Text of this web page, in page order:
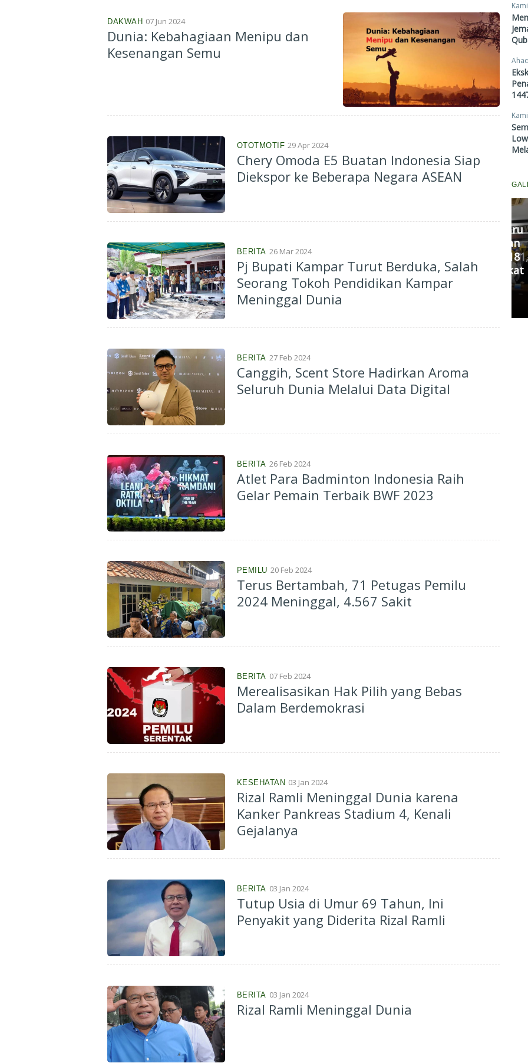
DAKWAH 07 Jun 2024
Dunia: Kebahagiaan Menipu dan
Kesenangan Semu
OTOTMOTIF 29 Apr 2024
Chery Omoda E5 Buatan Indonesia Siap
Diekspor ke Beberapa Negara ASEAN
BERITA 26 Mar 2024
Pj Bupati Kampar Turut Berduka, Salah
Seorang Tokoh Pendidikan Kampar
Meninggal Dunia
BERITA 27 Feb 2024
Canggih, Scent Store Hadirkan Aroma
Seluruh Dunia Melalui Data Digital
BERITA 26 Feb 2024
Atlet Para Badminton Indonesia Raih
Gelar Pemain Terbaik BWF 2023
PEMILU 20 Feb 2024
Terus Bertambah, 71 Petugas Pemilu
2024 Meninggal, 4.567 Sakit
BERITA 07 Feb 2024
Merealisasikan Hak Pilih yang Bebas
Dalam Berdemokrasi
KESEHATAN 03 Jan 2024
Rizal Ramli Meninggal Dunia karena
Kanker Pankreas Stadium 4, Kenali
Gejalanya
BERITA 03 Jan 2024
Tutup Usia di Umur 69 Tahun, Ini
Penyakit yang Diderita Rizal Ramli
BERITA 03 Jan 2024
Rizal Ramli Meninggal Dunia
Kedua Pihak Mulai Sepakat
Damai